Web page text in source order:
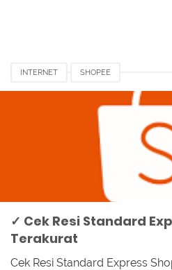
INTERNET SHOPEE
✓ Cek Resi Standard
Terakurat
Cek Resi Standard Express